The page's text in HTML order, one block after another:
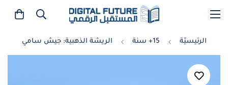
الرئيسيّة 15+ سنة الريشة الذهبية: جيش سامي